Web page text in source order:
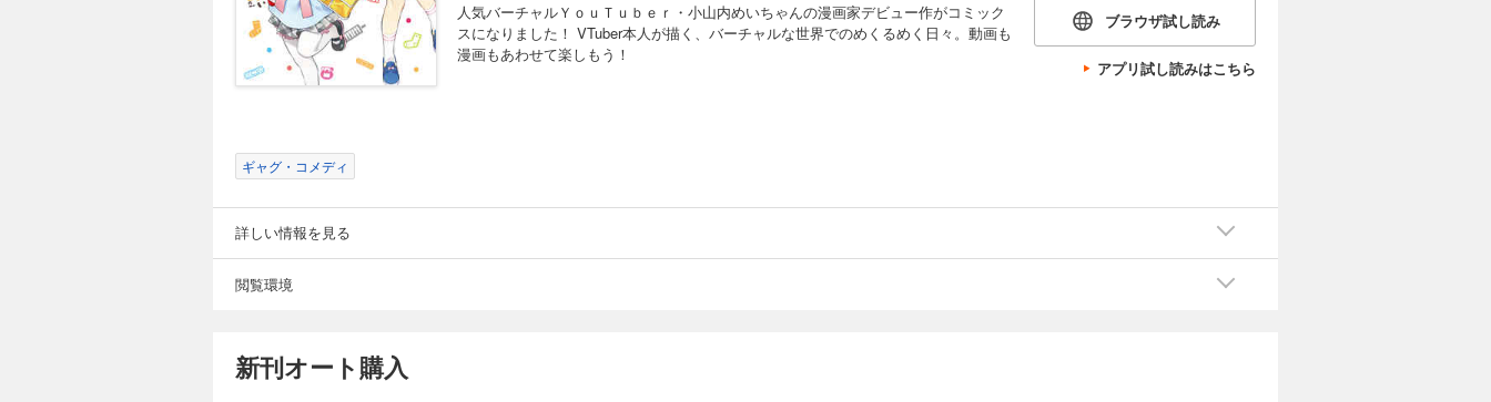
人気バーチャルＹｏｕＴｕｂｅｒ・小山内めいちゃんの漫画家デビュー作がコミック
スになりました！ VTuber本人が描く、バーチャルな世界でのめくるめく日々。動画も
漫画もあわせて楽しもう！
ブラウザ試し読み
アプリ試し読みはこちら
ギャグ・コメディ
詳しい情報を見る
閲覧環境
新刊オート購入